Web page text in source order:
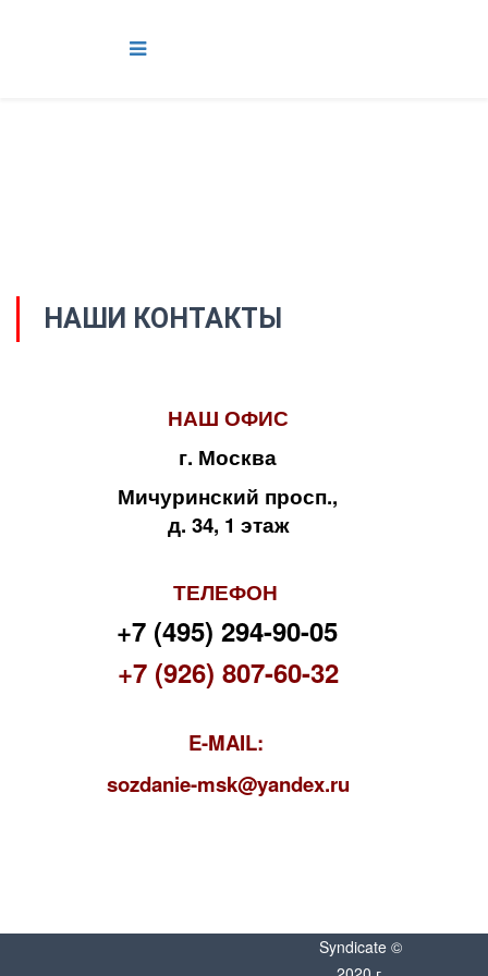
НАШИ КОНТАКТЫ
НАШ ОФИС
г. Москва
Мичуринский просп.,
д. 34, 1 этаж
ТЕЛЕФОН
+7 (495) 294-90-05
+7 (926) 807-60-32
E-MAIL:
sozdanie-msk@yandex.ru
Syndicate ©